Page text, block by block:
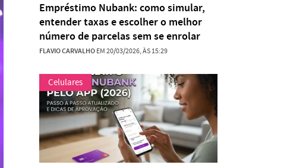
Empréstimo Nubank: como simular,
entender taxas e escolher o melhor
número de parcelas sem se enrolar
FLAVIO CARVALHOEM 20/03/2026, ÀS 15:29
Celulares